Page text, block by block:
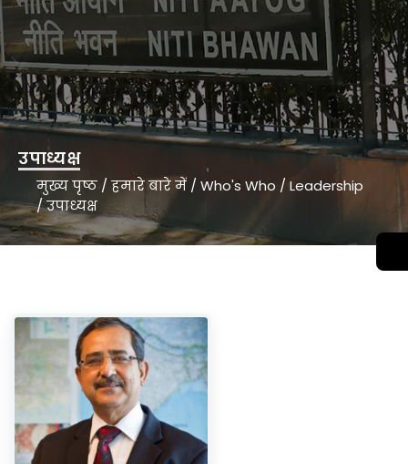
मुख्य पृष्ठ/हमारे बारे में /Who's Who /Leadership
/उपाध्यक्ष
उपाध्यक्ष